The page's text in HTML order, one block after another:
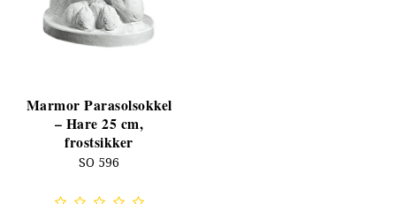
Marmor Parasolsokkel
– Hare 25 cm,
frostsikker
SO 596